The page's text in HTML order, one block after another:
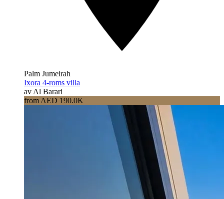
Palm Jumeirah
Ixora 4-roms villa
av Al Barari
from AED 190.0K